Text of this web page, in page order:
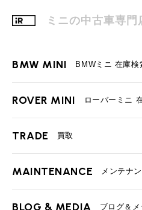
ミニの中古車専
BMW MINI BMWミニ 在庫検
ROVER MINI ローバーミニ
TRADE 買取
TOP
MAINTENANCE メンテナ
BLOG & MEDIA ブログ＆